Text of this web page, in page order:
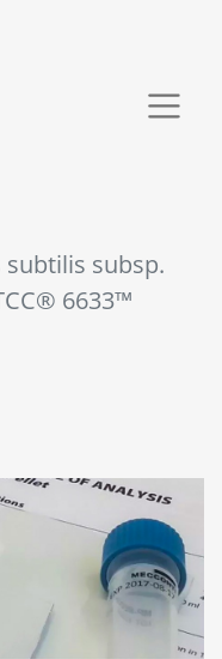
subtilis subsp.
6633™